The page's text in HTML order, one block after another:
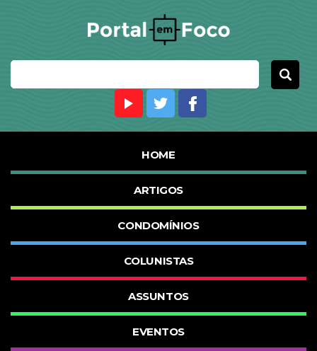
HOME
ARTIGOS
CONDOMÍNIOS
COLUNISTAS
ASSUNTOS
EVENTOS